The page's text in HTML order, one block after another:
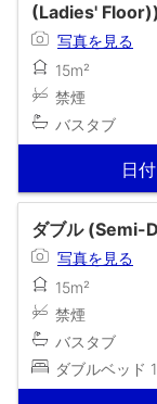
(Ladies' Floor))
写真を見る
15m²
禁煙
バスタブ
日
ダブル (Semi-
写真を見る
15m²
禁煙
バスタブ
ダブルベッド